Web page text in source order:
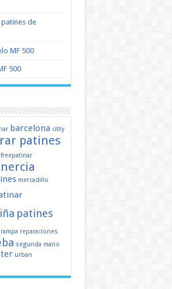
de
MF 500
500
barcelona citty
patines
freepatinar
mercadillo
patines
rampa reparaciones
segunda mano
urban